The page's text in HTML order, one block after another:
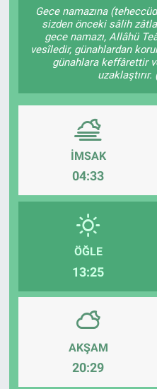
Gece namazına
sizden önceki sâlih
gece namazı, Allâhü
vesîledir, günahlardan
günahlara keffârettir
İMSAK
04:33
ÖĞLE
13:25
AKŞAM
20:29
Sağlıklı Yaşam
Siyaset
Spor
Yaşam